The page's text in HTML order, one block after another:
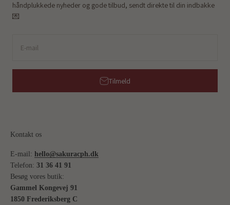
håndplukkede nyheder og gode tilbud, sendt direkte til din indbakke
💌
E-mail
Tilmeld
Kontakt os
E-mail: hello@sakuracph.dk
Telefon: 31 36 41 91
Besøg vores butik:
Gammel Kongevej 91
1850 Frederiksberg C